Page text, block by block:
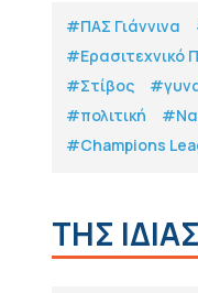
#ΠΑΣ Γιάννινα
#Eρασιτεχνικό
#Στίβος
#πολιτική
#Champions
ΤΗΣ